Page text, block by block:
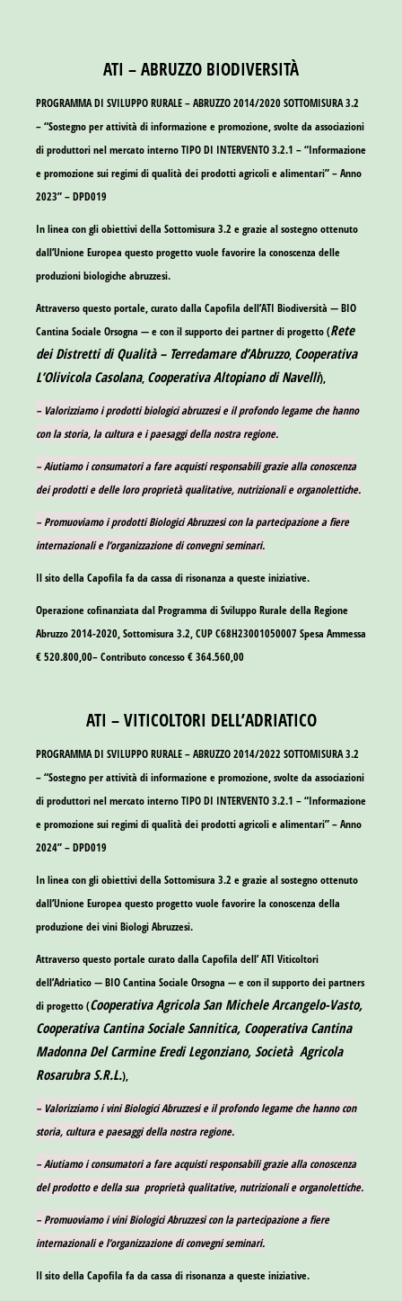
ATI – ABRUZZO BIODIVERSITÀ
PROGRAMMA DI SVILUPPO RURALE – ABRUZZO 2014/2020 SOTTOMISURA 3.2
– “Sostegno per attività di informazione e promozione, svolte da associazioni
di produttori nel mercato interno TIPO DI INTERVENTO 3.2.1 – “Informazione
e promozione sui regimi di qualità dei prodotti agricoli e alimentari” – Anno
2023” – DPD019
In linea con gli obiettivi della Sottomisura 3.2 e grazie al sostegno ottenuto
dall’Unione Europea questo progetto vuole favorire la conoscenza delle
produzioni biologiche abruzzesi.
Attraverso questo portale, curato dalla Capofila dell’ATI Biodiversità —BIO
Cantina Sociale Orsogna — e con il supporto dei partner di progetto (Rete
dei Distretti di Qualità – Terredamare d’Abruzzo, Cooperativa
L’Olivicola Casolana, Cooperativa Altopiano di Navelli),
– Valorizziamo i prodotti biologici abruzzesi e il profondo legame che hanno
con la storia, la cultura e i paesaggi della nostra regione.
– Aiutiamo i consumatori a fare acquisti responsabili grazie alla conoscenza
dei prodotti e delle loro proprietà qualitative, nutrizionali e organolettiche.
– Promuoviamo i prodotti Biologici Abruzzesi con la partecipazione a fiere
internazionali e l’organizzazione di convegni seminari.
Il sito della Capofila fa da cassa di risonanza a queste iniziative.
Operazione cofinanziata dal Programma di Sviluppo Rurale della Regione
Abruzzo 2014-2020, Sottomisura 3.2, CUP C68H23001050007 Spesa Ammessa
€ 520.800,00– Contributo concesso € 364.560,00
ATI – VITICOLTORI DELL’ADRIATICO
PROGRAMMA DI SVILUPPO RURALE – ABRUZZO 2014/2022 SOTTOMISURA 3.2
– “Sostegno per attività di informazione e promozione, svolte da associazioni
di produttori nel mercato interno TIPO DI INTERVENTO 3.2.1 – “Informazione
e promozione sui regimi di qualità dei prodotti agricoli e alimentari” – Anno
2024” – DPD019
In linea con gli obiettivi della Sottomisura 3.2 e grazie al sostegno ottenuto
dall’Unione Europea questo progetto vuole favorire la conoscenza della
produzione dei vini Biologi Abruzzesi.
Attraverso questo portale curato dalla Capofila dell’ ATI Viticoltori
dell’Adriatico —BIO Cantina Sociale Orsogna — e con il supporto dei partners
di progetto (Cooperativa Agricola San Michele Arcangelo-Vasto,
Cooperativa Cantina Sociale Sannitica, Cooperativa Cantina
Madonna Del Carmine Eredi Legonziano, Società Agricola
Rosarubra S.R.L.),
– Valorizziamo i vini Biologici Abruzzesi e il profondo legame che hanno con
storia, cultura e paesaggi della nostra regione.
– Aiutiamo i consumatori a fare acquisti responsabili grazie alla conoscenza
del prodotto e della sua proprietà qualitative, nutrizionali e organolettiche.
– Promuoviamo i vini Biologici Abruzzesi con la partecipazione a fiere
internazionali e l’organizzazione di convegni seminari.
Il sito della Capofila fa da cassa di risonanza a queste iniziative.